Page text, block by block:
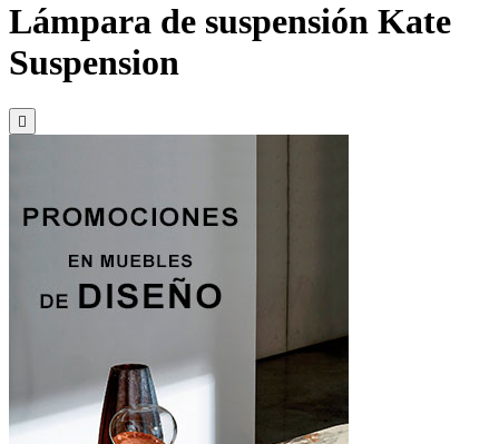
Lámpara de suspensión Kate
Suspension
